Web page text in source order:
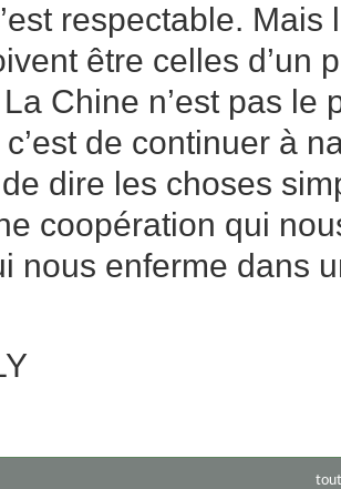
respectable.
être celles d’un
Chine n’est pas le
de continuer à
dire les choses
coopération qui
nous enferme dans